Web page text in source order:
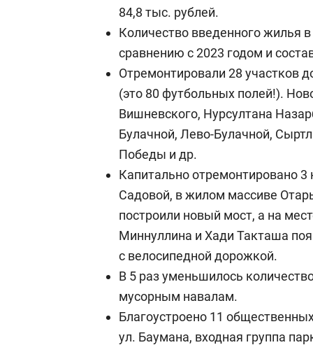
84,8 тыс. рублей.
Количество введенного жилья
сравнению с 2023 годом и
Отремонтировали 28 участков
(это 80 футбольных полей!).
Вишневского, Нурсултана
Булачной, Лево-Булачной,
Победы и др.
Капитально отремонтировано
Садовой, в жилом массиве
построили новый мост, а на
Миннуллина и Хади Такташа
с велосипедной дорожкой.
В 5 раз уменьшилось
мусорным навалам.
Благоустроено 11
ул. Баумана, входная группа